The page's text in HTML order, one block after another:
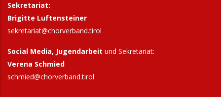
Sekretariat:
Brigitte Luftensteiner
sekretariat@chorverband.tirol
Social Media, Jugendarbeit und Sekretariat:
Verena Schmied
schmied@chorverband.tirol